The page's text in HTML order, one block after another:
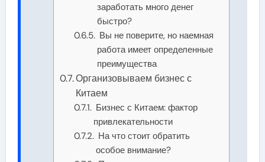
заработать много денег
быстро?
Вы не поверите, но наемная
работа имеет определенные
преимущества
Организовываем бизнес с
Китаем
Бизнес с Китаем: фактор
привлекательности
На что стоит обратить
особое внимание?